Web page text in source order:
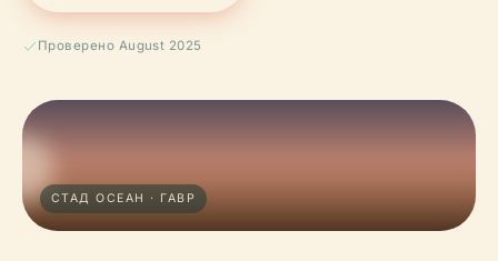
Проверено August 2025
СТАД ОСЕАН · ГАВР